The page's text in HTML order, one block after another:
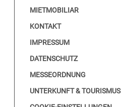
MIETMOBILIAR
KONTAKT
IMPRESSUM
DATENSCHUTZ
MESSEORDNUNG
UNTERKUNFT & TOURISMUS